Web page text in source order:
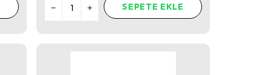
SEPETE EKLE